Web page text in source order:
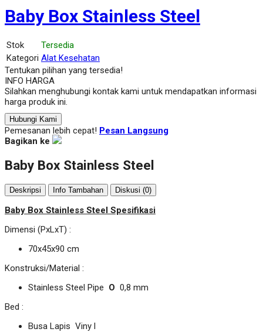
Baby Box Stainless Steel
Stok
Tersedia
Kategori Alat Kesehatan
Tentukan pilihan yang tersedia!
INFO HARGA
Silahkan menghubungi kontak kami untuk mendapatkan informasi
harga produk ini.
Hubungi Kami
Pemesanan lebih cepat! Pesan Langsung
Bagikan ke
Baby Box Stainless Steel
Deskripsi Info Tambahan Diskusi (0)
Baby Box Stainless Steel Spesifikasi
Dimensi (PxLxT) :
70x45x90 cm
Konstruksi/Material :
Stainless Steel Pipe O 0,8 mm
Bed :
Busa Lapis Viny l